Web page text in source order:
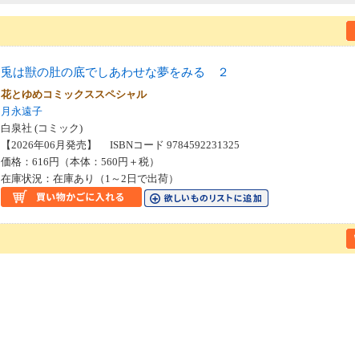
兎は獣の肚の底でしあわせな夢をみる ２
花とゆめコミックススペシャル
月永遠子
白泉社 (コミック)
【2026年06月発売】 ISBNコード 9784592231325
価格：616円（本体：560円＋税）
在庫状況：在庫あり（1～2日で出荷）